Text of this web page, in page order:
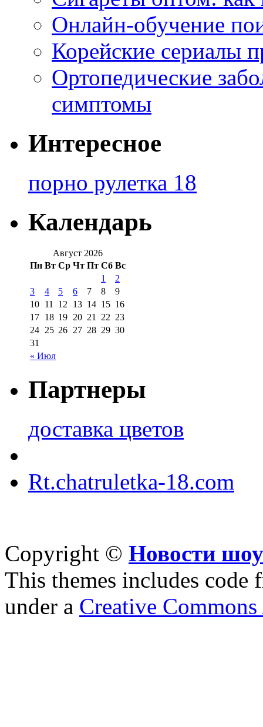
Онлайн-обучение
Корейские сериалы
Ортопедические
симптомы
Интересное
порно рулетка 18
Календарь
Август 2026
Пн Вт Ср Чт Пт Сб Вс
« Июл
1
2
3
4 5 6 7 8
9
10 11 12 13 14 15 16
17 18 19 20 21 22 23
24 25 26 27 28 29 30
31
Партнеры
доставка цветов
Rt.chatruletka-18.com
Copyright © Новости
This themes includes code
under a Creative